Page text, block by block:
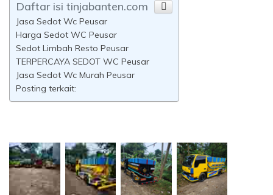
Daftar isi tinjabanten.com
Jasa Sedot Wc Peusar
Harga Sedot WC Peusar
Sedot Limbah Resto Peusar
TERPERCAYA SEDOT WC Peusar
Jasa Sedot Wc Murah Peusar
Posting terkait: